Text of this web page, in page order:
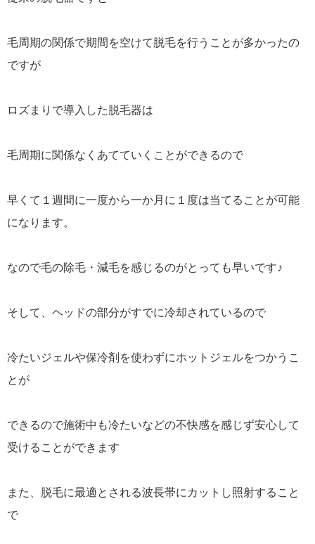
毛周期の関係で期間を空けて脱毛を行うことが多かったの
ですが
ロズまりで導入した脱毛器は
毛周期に関係なくあてていくことができるので
早くて１週間に一度から一か月に１度は当てることが可能
になります。
なので毛の除毛・減毛を感じるのがとっても早いです♪
そして、ヘッドの部分がすでに冷却されているので
冷たいジェルや保冷剤を使わずにホットジェルをつかうこ
とが
できるので施術中も冷たいなどの不快感を感じず安心して
受けることができます
また、脱毛に最適とされる波長帯にカットし照射すること
で